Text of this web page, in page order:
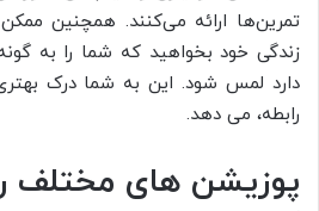
تمرین‌ها ارائه می‌کنند. همچنین
زندگی خود بخواهید که شما را به
دارد لمس شود. این به شما درک
رابطه، می دهد.
پوزیشن های مختلف